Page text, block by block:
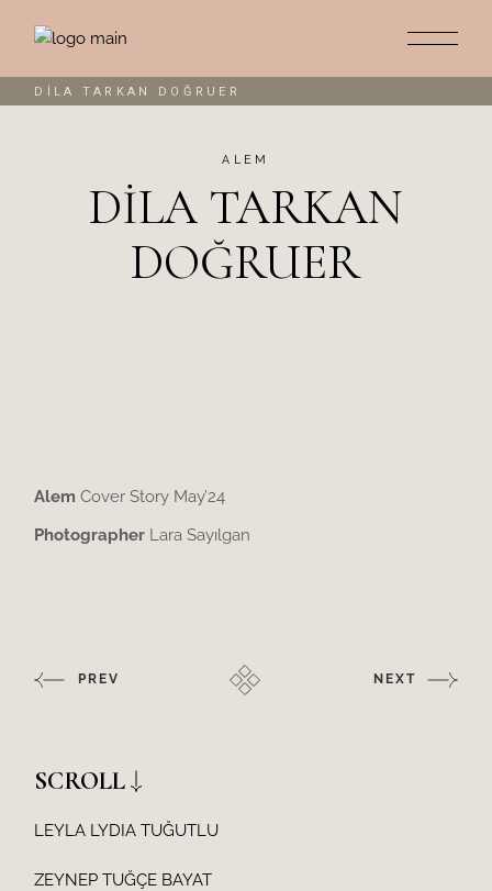
DİLA TARKAN DOĞRUER
ALEM
DİLA TARKAN
DOĞRUER
Alem Cover Story May’24
Photographer Lara Sayılgan
PREV NEXT
SCROLL
LEYLA LYDIA TUĞUTLU
ZEYNEP TUĞÇE BAYAT